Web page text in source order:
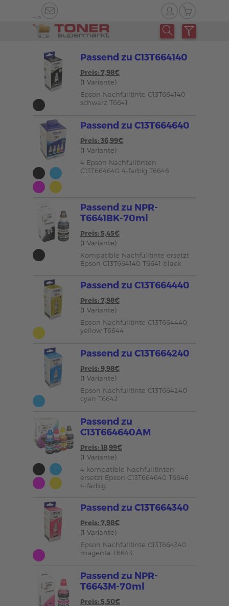
-->
Passend zu C13T664140
Preis: 7,98€
(1 Variante)
Epson Nachfülltinte C13T664140
schwarz T6641
Passend zu C13T664640
Preis: 36,99€
(1 Variante)
4 Epson Nachfülltinten
C13T664640 4-farbig T6646
Passend zu NPR-
T6641BK-70ml
Preis: 5,45€
(1 Variante)
Kompatible Nachfülltinte ersetzt
Epson C13T664140 T6641 black
Passend zu C13T664440
Preis: 7,98€
(1 Variante)
Epson Nachfülltinte C13T664440
yellow T6644
Passend zu C13T664240
Preis: 9,98€
(1 Variante)
Epson Nachfülltinte C13T664240
cyan T6642
Passend zu
C13T664640AM
Preis: 18,99€
(1 Variante)
4 kompatible Nachfülltinten
ersetzt Epson C13T664640 T6646
4-farbig
Passend zu C13T664340
Preis: 7,98€
(1 Variante)
Epson Nachfülltinte C13T664340
magenta T6643
Passend zu NPR-
T6643M-70ml
Preis: 5,50€